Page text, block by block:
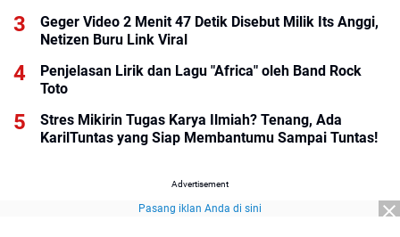
Geger Video 2 Menit 47 Detik Disebut Milik Its Anggi,
Netizen Buru Link Viral
Penjelasan Lirik dan Lagu "Africa" oleh Band Rock
Toto
Stres Mikirin Tugas Karya Ilmiah? Tenang, Ada
KarilTuntas yang Siap Membantumu Sampai Tuntas!
Advertisement
Pasang iklan Anda di sini